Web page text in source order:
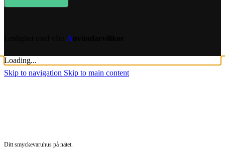
A
Loading...
Skip to navigation Skip to main content
Ditt smyckevaruhus på nätet.